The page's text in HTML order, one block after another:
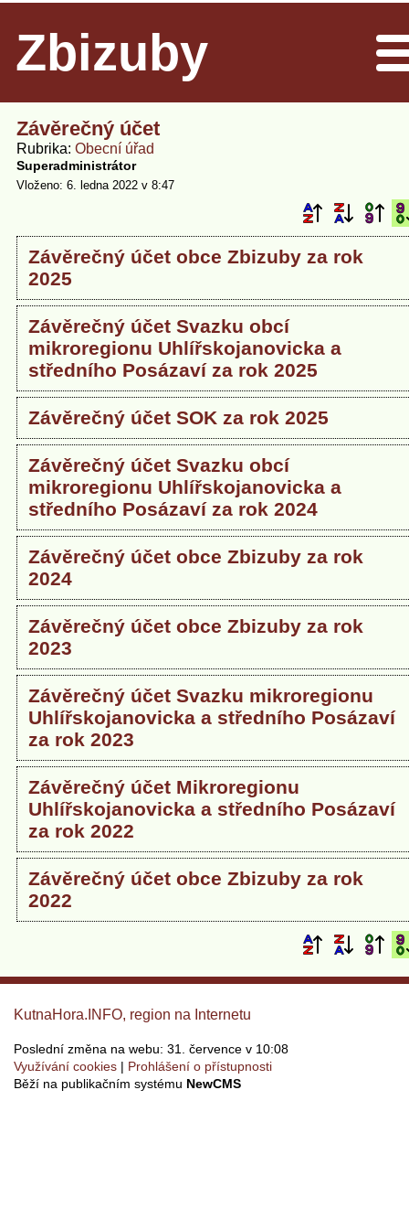
Zbizuby
Závěrečný účet
Rubrika Obecní úřad
Superadministrátor
Vloženo: 6. ledna 2022 v 8:47
Závěrečný účet obce Zbizuby za rok
2025
Závěrečný účet Svazku obcí
mikroregionu Uhlířskojanovicka a
středního Posázaví za rok 2025
Závěrečný účet SOK za rok 2025
Závěrečný účet Svazku obcí
mikroregionu Uhlířskojanovicka a
středního Posázaví za rok 2024
Závěrečný účet obce Zbizuby za rok
2024
Závěrečný účet obce Zbizuby za rok
2023
Závěrečný účet Svazku mikroregionu
Uhlířskojanovicka a středního Posázaví
za rok 2023
Závěrečný účet Mikroregionu
Uhlířskojanovicka a středního Posázaví
za rok 2022
Závěrečný účet obce Zbizuby za rok
2022
KutnaHora.INFO, region na Internetu
Poslední změna na webu: 31. července v 10:08
Využívání cookies
Prohlášení o přístupnosti
Běží na publikačním systému NewCMS